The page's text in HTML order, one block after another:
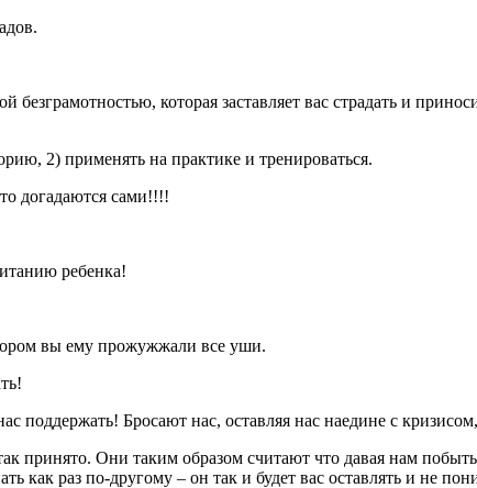
которая заставляет вас страдать и
2) применять на практике и тренироваться.
догадаются сами!!!!
ребенка!
вы ему прожужжали все уши.
Бросают нас, оставляя нас наедине с
принято. Они таким образом считают что давая нам
как раз по-другому – он так и будет вас оставлять и не